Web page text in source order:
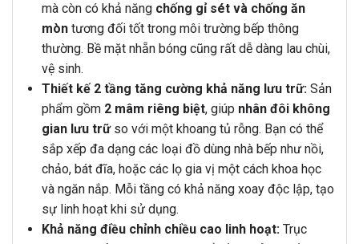
mà còn có khả năng chống gỉ sét và chống ăn
mòntương đối tốt trong môi trường bếp thông
thường. Bề mặt nhẵn bóng cũng rất dễ dàng lau chùi,
vệ sinh.
Thiết kế 2 tầng tăng cường khả năng lưu trữ:Sản
phẩm gồm 2 mâm riêng biệt, giúp nhân đôi không
gian lưu trữso với một khoang tủ rỗng. Bạn có thể
sắp xếp đa dạng các loại đồ dùng nhà bếp như nồi,
chảo, bát đĩa, hoặc các lọ gia vị một cách khoa học
và ngăn nắp. Mỗi tầng có khả năng xoay độc lập, tạo
sự linh hoạt khi sử dụng.
Khả năng điều chỉnh chiều cao linh hoạt:Trục